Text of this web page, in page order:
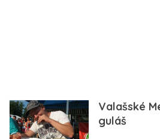
Valašské
guláš